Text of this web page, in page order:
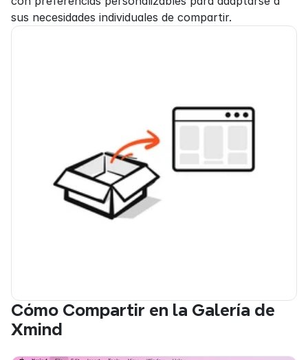
sus necesidades individuales de compartir.
Cómo Compartir en la Galería de
Xmind